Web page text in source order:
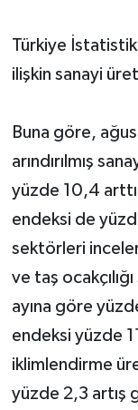
Türkiye İstatistik
ilişkin sanayi
Buna göre,
arındırılmış
yüzde 10,4 arttı.
endeksi de
sektörleri
ve taş
ayına göre
endeksi yüzde
iklimlendirme
yüzde 2,3 artış